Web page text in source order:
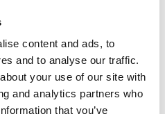
content and ads, to
and to analyse our traffic.
your use of our site with
and analytics partners who
that you’ve
i et roligt og ettertraktet
omgitt av solterrasse, stor
og markiser samt parkering.
områder med bordtennis,
Det er også plantet trær og
I den ene enden av bassenget